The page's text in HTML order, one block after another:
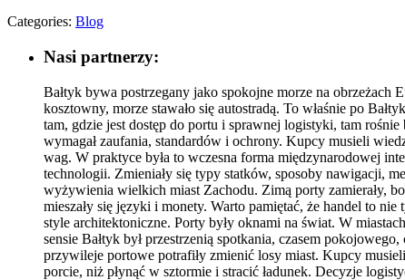
Categories: Blog
Nasi partnerzy:
Bałtyk bywa postrzegany jako spokojne morze na
kosztowny, morze stawało się autostradą. To właśnie po
tam, gdzie jest dostęp do portu i sprawnej logistyki, tam
wymagał zaufania, standardów i ochrony. Kupcy musieli
wag. W praktyce była to wczesna forma międzynarodowej
technologii. Zmieniały się typy statków, sposoby nawigacji,
wyżywienia wielkich miast Zachodu. Zimą porty zamierały,
mieszały się języki i monety. Warto pamiętać, że handel to
style architektoniczne. Porty były oknami na świat. W
sensie Bałtyk był przestrzenią spotkania, czasem
przywileje portowe potrafiły zmienić losy miast. Kupcy
porcie, niż płynąć w sztormie i stracić ładunek. Decyzje